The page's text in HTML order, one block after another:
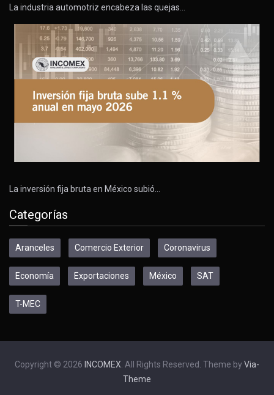
La industria automotriz encabeza las quejas…
La inversión fija bruta en México subió…
Categorías
Aranceles Comercio Exterior Coronavirus
Economía Exportaciones México SAT
T-MEC
Copyright © 2026 INCOMEX . All Rights Reserved. Theme by Via-
Theme